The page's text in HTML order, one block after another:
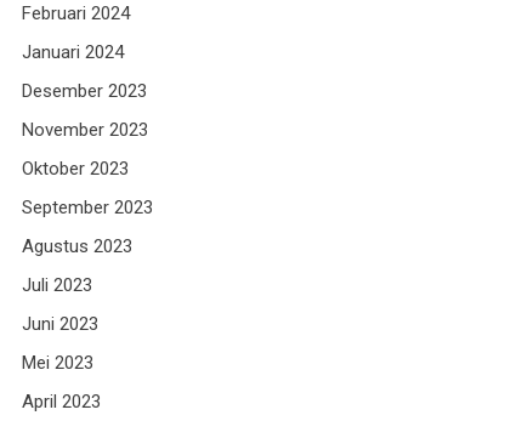
Februari 2024
Januari 2024
Desember 2023
November 2023
Oktober 2023
September 2023
Agustus 2023
Juli 2023
Juni 2023
Mei 2023
April 2023